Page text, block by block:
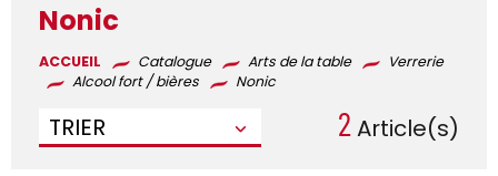
Nonic
ACCUEIL Catalogue Arts de la table
Verrerie
Alcool fort / bières
Nonic
TRIER 2Article(s)